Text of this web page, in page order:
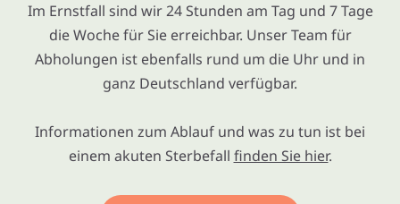
Im Ernstfall sind wir 24 Stunden am Tag und 7 Tage
die Woche für Sie erreichbar. Unser Team für
Abholungen ist ebenfalls rund um die Uhr und in
ganz Deutschland verfügbar.
Informationen zum Ablauf und was zu tun ist bei
einem akuten Sterbefall finden Sie hier.